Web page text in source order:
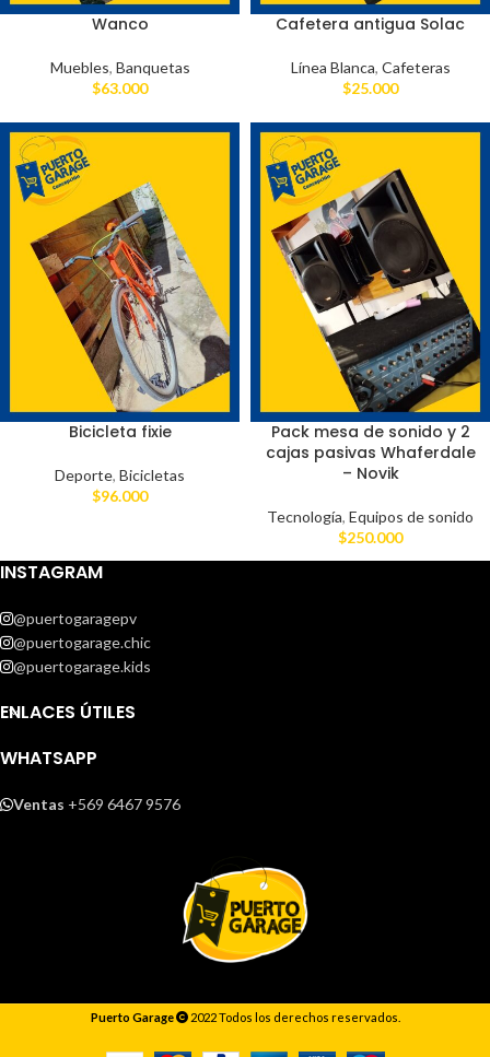
Wanco
Muebles, Banquetas
$63.000
Cafetera antigua Solac
Línea Blanca, Cafeteras
$25.000
Bicicleta fixie
Deporte, Bicicletas
$96.000
Pack mesa de sonido y 2
cajas pasivas Whaferdale
– Novik
Tecnología, Equipos de sonido
$250.000
INSTAGRAM
@puertogaragepv
@puertogarage.chic
@puertogarage.kids
ENLACES ÚTILES
WHATSAPP
Ventas +569 6467 9576
Puerto Garage 2022 Todos los derechos reservados.